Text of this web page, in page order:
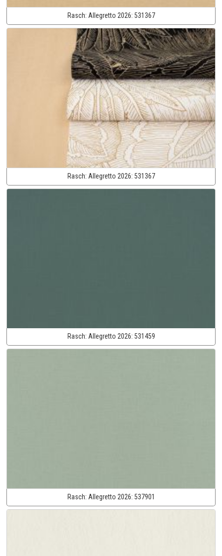
Rasch: Allegretto 2026: 531367
Rasch: Allegretto 2026: 531367
Rasch: Allegretto 2026: 531459
Rasch: Allegretto 2026: 537901